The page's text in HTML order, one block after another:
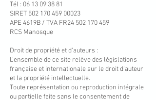
Tél : 06 13 09 38 81
SIRET 502 170 459 00023
APE 4619B / TVA FR24 502 170 459
RCS Manosque
Droit de propriété et d'auteurs :
L'ensemble de ce site relève des législations
française et internationale sur le droit d'auteur
et la propriété intellectuelle.
Toute représentation ou reproduction intégrale
ou partielle faite sans le consentement de